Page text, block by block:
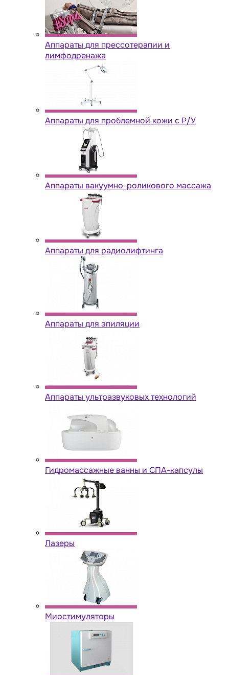
Аппараты для прессотерапии и
лимфодренажа
Аппараты для проблемной кожи с Р/У
Аппараты вакуумно-роликового массажа
Аппараты для радиолифтинга
Аппараты для эпиляции
Аппараты ультразвуковых технологий
Гидромассажные ванны и СПА-капсулы
Лазеры
Миостимуляторы